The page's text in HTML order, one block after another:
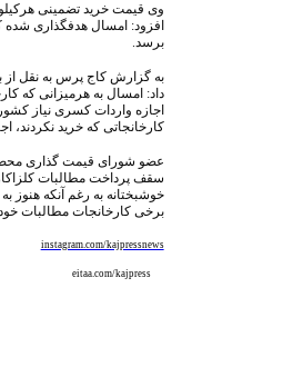
برسد.
به گزارش کاج پرس به نقل از
داد: امسال به هرمیزانی که
اجازه واردات کسری نیاز
کارخانجاتی که خرید نکردند،
عضو شورای قیمت گذاری
سقف پرداخت مطالبات
خوشبختانه به رغم آنکه هنوز
برخی کارخانجات مطالبات
instagram.com/kajpressnews
eitaa.com/kajpress